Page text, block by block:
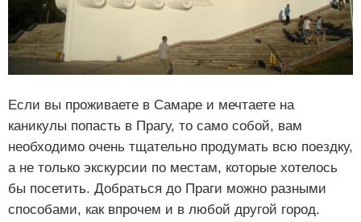
Если вы проживаете в Самаре и мечтаете на
каникулы попасть в Прагу, то само собой, вам
необходимо очень тщательно продумать всю поездку,
а не только экскурсии по местам, которые хотелось
бы посетить. Добраться до Праги можно разными
способами, как впрочем и в любой другой город.